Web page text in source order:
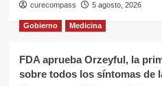
curecompass 5 agosto, 2026
Gobierno Medicina
FDA aprueba Orzeyful, la
sobre todos los síntomas de